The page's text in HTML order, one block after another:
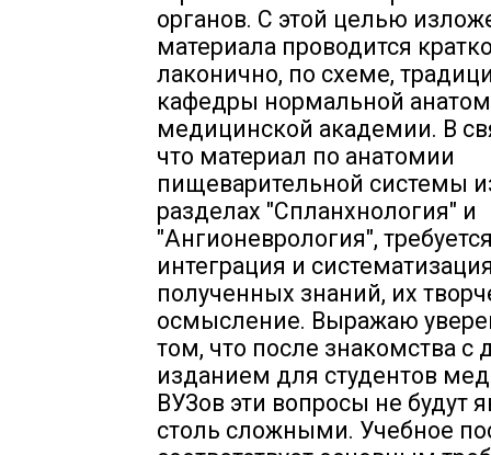
органов. С этой целью
материала проводится
лаконично, по схеме,
кафедры нормальной
медицинской академии. В
что материал по анатомии
пищеварительной системы
разделах "Спланхнология" и
"Ангионеврология",
интеграция и
полученных знаний, их
осмысление. Выражаю
том, что после знакомства
изданием для студентов
ВУЗов эти вопросы не будут
столь сложными. Учебное